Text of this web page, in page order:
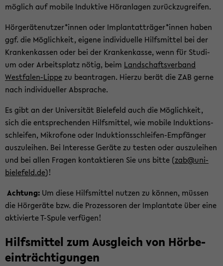
mög­lich auf mo­bi­le In­duk­ti­ve Hör­an­la­gen zu­rück­zu­grei­fen.
Hör­ge­rä­te­nut­zer*innen oder Im­plant­at­trä­ger*innen haben
ggf. die Mög­lich­keit, ei­ge­ne in­di­vi­du­el­le Hilfs­mit­tel bei der
Kran­ken­kas­sen oder bei der Kran­ken­kas­se, wenn für Stu­di­
um oder Ar­beits­platz nötig, beim Land­schafts­ver­band
Westfalen-​Lippezu be­an­tra­gen. Hier­zu berät die ZAB gerne
nach in­di­vi­du­el­ler Ab­spra­che.
Es gibt an der Uni­ver­si­tät Bie­le­feld auch die Mög­lich­keit,
sich die ent­spre­chen­den Hilfs­mit­tel, wie mo­bi­le In­duk­ti­ons­
schlei­fen, Mi­kro­fo­ne oder Induktionsschleifen-​Empfänger
aus­zu­lei­hen. Bei In­ter­es­se Ge­rä­te zu tes­ten oder aus­zu­lei­hen
und bei allen Fra­gen kon­tak­tie­ren Sie uns bitte (zab@uni-​
bielefeld.de)!
Ach­tung: Um diese Hilfs­mit­tel nut­zen zu kön­nen, müs­sen
die Hör­ge­rä­te bzw. die Pro­zes­so­ren der Im­plan­ta­te über eine
ak­ti­vier­te T-​Spule ver­fü­gen!
Hilfs­mit­tel zum Aus­gleich von Hör­be­
ein­träch­ti­gun­gen